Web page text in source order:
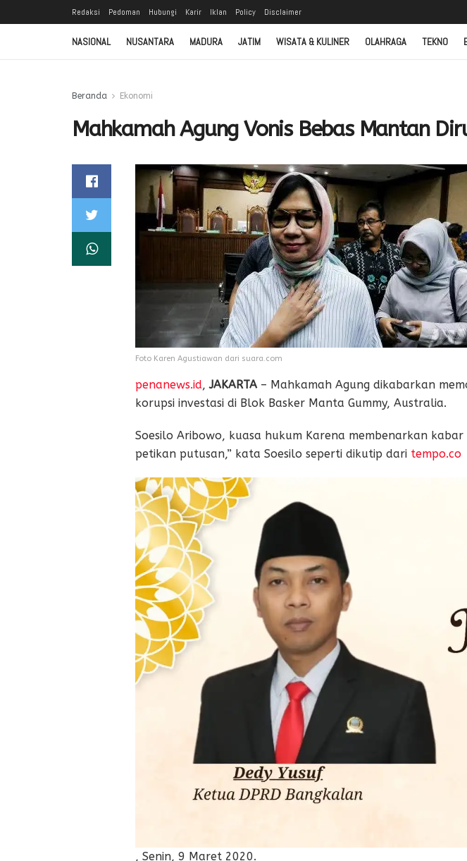
Redaksi Pedoman Hubungi Karir Iklan Policy Disclaimer
NASIONAL NUSANTARA MADURA JATIM WISATA & KULINER OLAHRAGA TEKNO
Beranda Ekonomi
Mahkamah Agung Vonis Bebas Mantan
Foto Karen Agustiawan dari suara.com
penanews.id,JAKARTA– Mahkamah Agung dikabarkan
korupsi investasi di Blok Basker Manta Gummy, Australia.
Soesilo Aribowo, kuasa hukum Karena membenarkan
petikan putusan,” kata Soesilo seperti dikutip dari tempo.co
, Senin, 9 Maret 2020.